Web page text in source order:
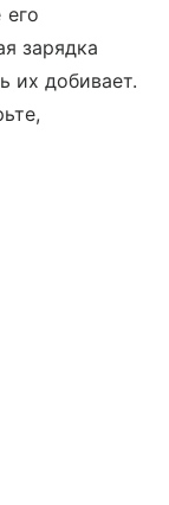
его
зарядка
их добивает.